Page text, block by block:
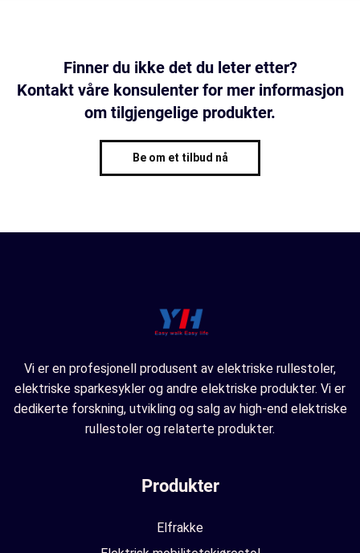
Finner du ikke det du leter etter?
Kontakt våre konsulenter for mer informasjon
om tilgjengelige produkter.
Be om et tilbud nå
Vi er en profesjonell produsent av elektriske rullestoler,
elektriske sparkesykler og andre elektriske produkter. Vi er
dedikerte forskning, utvikling og salg av high-end elektriske
rullestoler og relaterte produkter.
Produkter
Elfrakke